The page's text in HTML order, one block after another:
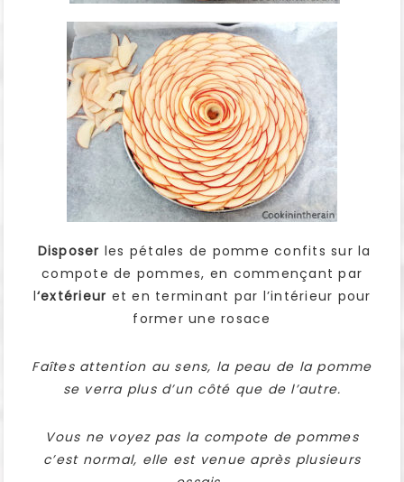
Disposer les pétales de pomme confits sur la
compote de pommes, en commençant par
l‘extérieur et en terminant par l’intérieur pour
former une rosace
Faîtes attention au sens, la peau de la pomme
se verra plus d’un côté que de l’autre.
Vous ne voyez pas la compote de pommes
c’est normal, elle est venue après plusieurs